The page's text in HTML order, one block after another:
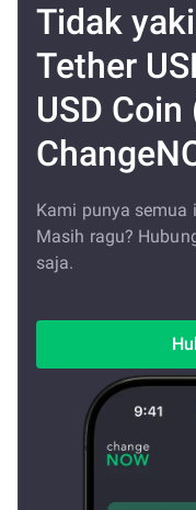
Tidak
Tether
USD
Kami punya
Masih ragu?
saja.